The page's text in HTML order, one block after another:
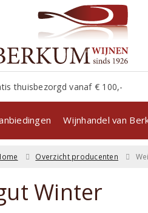
thuisbezorgd vanaf € 100,-
Wijnhandel van
Overzicht producenten
Winter